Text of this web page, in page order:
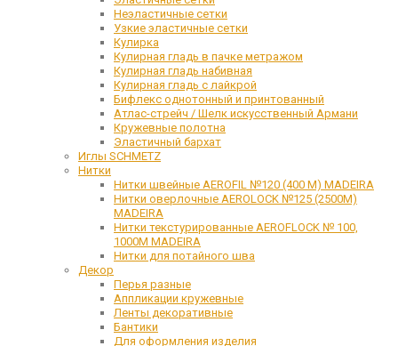
Неэластичные сетки
Узкие эластичные сетки
Кулирка
Кулирная гладь в пачке метражом
Кулирная гладь набивная
Кулирная гладь с лайкрой
Бифлекс однотонный и принтованный
Атлас-стрейч / Шелк искусственный Армани
Кружевные полотна
Эластичный бархат
Иглы SCHMETZ
Нитки
Нитки швейные AEROFIL №120 (400 М) MADEIRA
Нитки оверлочные AEROLOCK №125 (2500М)
MADEIRA
Нитки текстурированные AEROFLOCK № 100,
1000М MADEIRA
Нитки для потайного шва
Декор
Перья разные
Аппликации кружевные
Ленты декоративные
Бантики
Для оформления изделия